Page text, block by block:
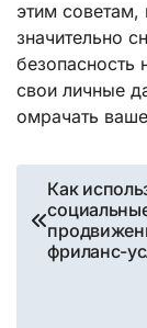
этим советам,
значительно
безопасность
свои личные
омрачать
по
записям
Как
фриланс-